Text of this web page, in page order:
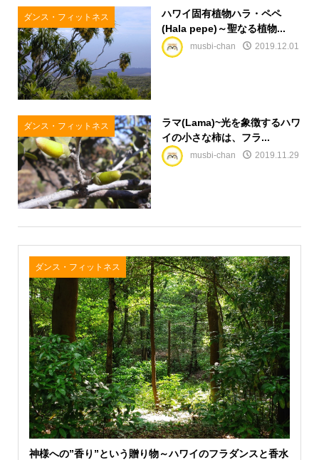
ダンス・フィットネス
ハワイ固有植物ハラ・ペペ
(Hala pepe)～聖なる植物...
musbi-chan 2019.12.01
ダンス・フィットネス
ラマ(Lama)~光を象徴するハワ
イの小さな柿は、フラ...
musbi-chan 2019.11.29
ダンス・フィットネス
神様への”香り”という贈り物～ハワイのフラダンスと香水